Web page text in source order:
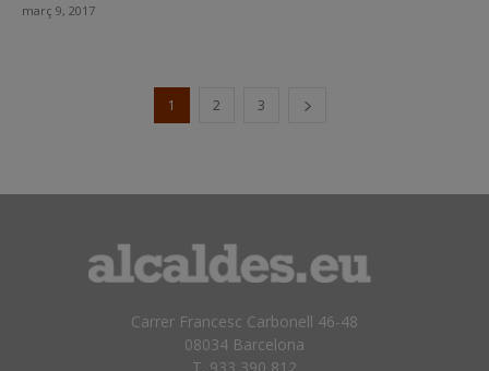
març 9, 2017
1 2 3
Carrer Francesc Carbonell 46-48
08034 Barcelona